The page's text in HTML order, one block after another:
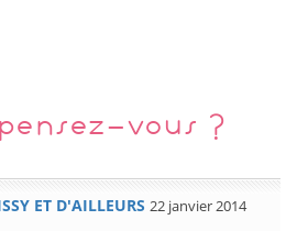
vous ?
ET D'AILLEURS 22 janvier 2014